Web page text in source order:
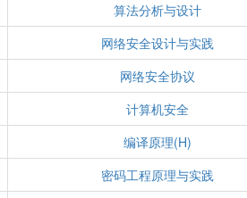
算法分析与设计
网络安全设计与实践
网络安全协议
计算机安全
编译原理(H)
密码工程原理与实践